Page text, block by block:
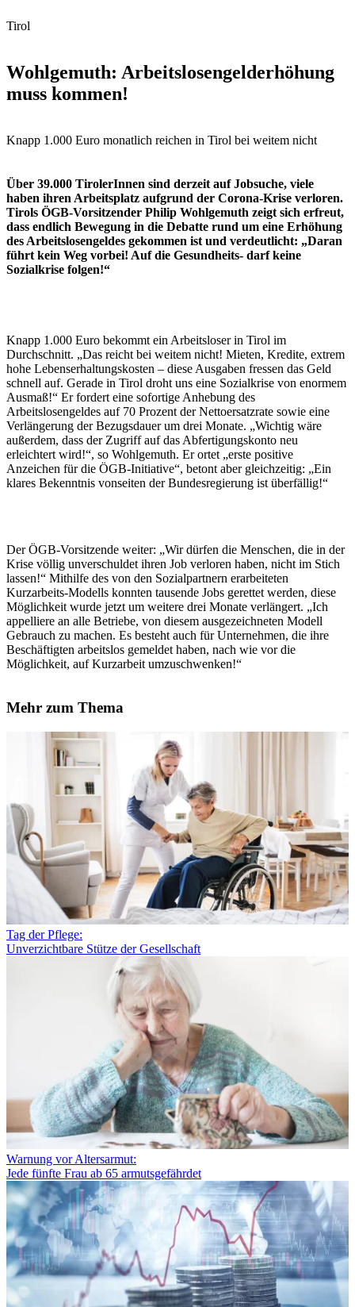
Tirol
Wohlgemuth: Arbeitslosengelderhöhung
muss kommen!
Knapp 1.000 Euro monatlich reichen in Tirol bei weitem nicht
Über 39.000 TirolerInnen sind derzeit auf Jobsuche, viele
haben ihren Arbeitsplatz aufgrund der Corona-Krise verloren.
Tirols ÖGB-Vorsitzender Philip Wohlgemuth zeigt sich erfreut,
dass endlich Bewegung in die Debatte rund um eine Erhöhung
des Arbeitslosengeldes gekommen ist und verdeutlicht: „Daran
führt kein Weg vorbei! Auf die Gesundheits- darf keine
Sozialkrise folgen!“
Knapp 1.000 Euro bekommt ein Arbeitsloser in Tirol im
Durchschnitt. „Das reicht bei weitem nicht! Mieten, Kredite, extrem
hohe Lebenserhaltungskosten – diese Ausgaben fressen das Geld
schnell auf. Gerade in Tirol droht uns eine Sozialkrise von enormem
Ausmaß!“ Er fordert eine sofortige Anhebung des
Arbeitslosengeldes auf 70 Prozent der Nettoersatzrate sowie eine
Verlängerung der Bezugsdauer um drei Monate. „Wichtig wäre
außerdem, dass der Zugriff auf das Abfertigungskonto neu
erleichtert wird!“, so Wohlgemuth. Er ortet „erste positive
Anzeichen für die ÖGB-Initiative“, betont aber gleichzeitig: „Ein
klares Bekenntnis vonseiten der Bundesregierung ist überfällig!“
Der ÖGB-Vorsitzende weiter: „Wir dürfen die Menschen, die in der
Krise völlig unverschuldet ihren Job verloren haben, nicht im Stich
lassen!“ Mithilfe des von den Sozialpartnern erarbeiteten
Kurzarbeits-Modells konnten tausende Jobs gerettet werden, diese
Möglichkeit wurde jetzt um weitere drei Monate verlängert. „Ich
appelliere an alle Betriebe, von diesem ausgezeichneten Modell
Gebrauch zu machen. Es besteht auch für Unternehmen, die ihre
Beschäftigten arbeitslos gemeldet haben, nach wie vor die
Möglichkeit, auf Kurzarbeit umzuschwenken!“
Mehr zum Thema
Tag der Pflege:
Unverzichtbare Stütze der Gesellschaft
Warnung vor Altersarmut:
Jede fünfte Frau ab 65 armutsgefährdet